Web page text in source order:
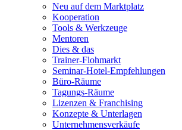
Neu auf dem Marktplatz
Kooperation
Tools & Werkzeuge
Mentoren
Dies & das
Trainer-Flohmarkt
Seminar-Hotel-Empfehlungen
Büro-Räume
Tagungs-Räume
Lizenzen & Franchising
Konzepte & Unterlagen
Unternehmensverkäufe